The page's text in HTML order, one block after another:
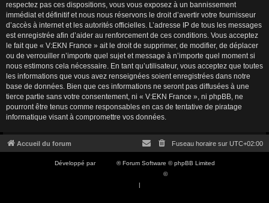
respectez pas ces dispositions, vous vous exposez à un bannissement
immédiat et définitif et nous nous réservons le droit d’avertir votre fournisseur
d’accès à internet et les autorités officielles. L’adresse IP de tous les messages
est enregistrée afin d’aider au renforcement de ces conditions. Vous acceptez
le fait que « V:EKN France » ait le droit de supprimer, de modifier, de déplacer
ou de verrouiller n’importe quel sujet et message à n’importe quel moment si
nous estimons cela nécessaire. En tant qu’utilisateur, vous acceptez que toutes
les informations que vous avez renseignées soient enregistrées dans notre
base de données. Bien que ces informations ne seront pas diffusées à une
tierce partie sans votre consentement, ni « V:EKN France », ni phpBB, ne
pourront être tenus comme responsables en cas de tentative de piratage
informatique visant à compromettre vos données.
Accueil du forum Fuseau horaire sur UTC+02:00
Développé par
® Forum Software © phpBB Limited
©
|